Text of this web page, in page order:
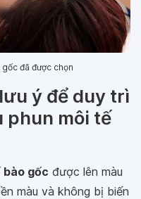
đã được chọn
ý để duy trì
phun môi tế
bào gốc được lên màu
màu và không bị biến